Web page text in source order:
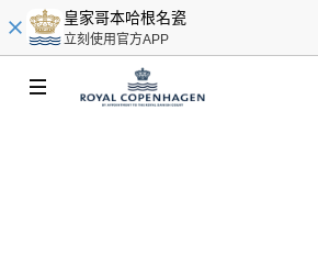
皇家哥本哈根名瓷
立刻使用官方APP